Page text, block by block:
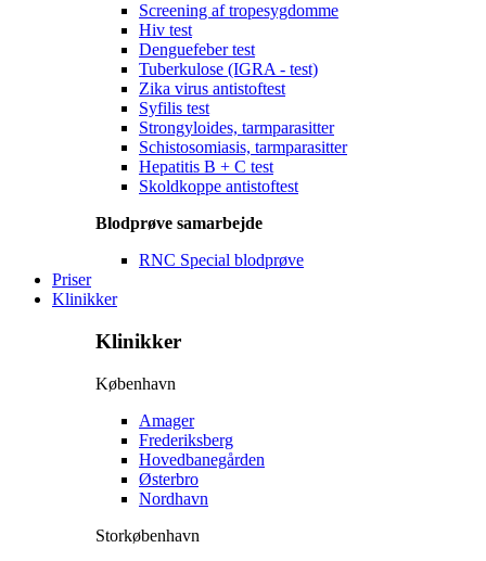
Screening af tropesygdomme
Hiv test
Denguefeber test
Tuberkulose (IGRA - test)
Zika virus antistoftest
Syfilis test
Strongyloides, tarmparasitter
Schistosomiasis, tarmparasitter
Hepatitis B + C test
Skoldkoppe antistoftest
Blodprøve samarbejde
RNC Special blodprøve
Priser
Klinikker
Klinikker
København
Amager
Frederiksberg
Hovedbanegården
Østerbro
Nordhavn
Storkøbenhavn